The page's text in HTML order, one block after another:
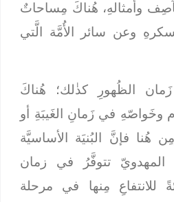
وأمثالهِ، هُناكَ مِساحاتٌ
وعن سائر الأُمَّة الَّتي
الظُهورِ كذٰلك؛ هُناكَ
وخَواصّهِ في زَمانِ الغَيبَةِ أو
هُنا فإنَّ البُنيَة الأساسيَّة
تتوفَّرُ في زمان
للانتفاعِ مِنها في مرحلة